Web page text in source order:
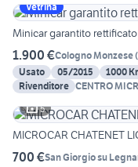
Vetrina
Minicar garantito
1.900 €Cologno Monzese(
Usato
05/2015 1000
Rivenditore CENTRO
5
MICROCAR CHATENET
700 €San Giorgio su